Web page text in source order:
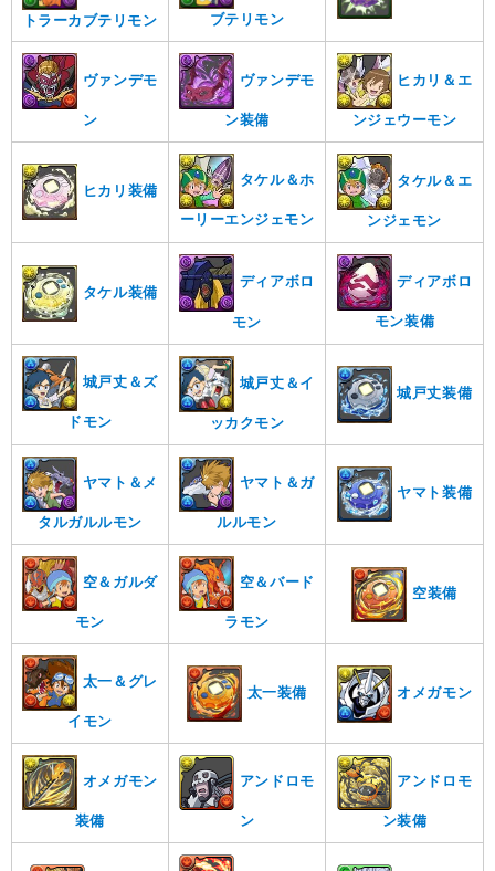
トラーカブテリモン ブテリモン
ヴァンデモ
ン
ヴァンデモ
ン装備
ヒカリ＆エ
ンジェウーモン
ヒカリ装備
タケル＆ホ
ーリーエンジェモン
タケル＆エ
ンジェモン
タケル装備
ディアボロ
モン
ディアボロ
モン装備
城戸丈＆ズ
ドモン
城戸丈＆イ
ッカクモン
城戸丈装備
ヤマト＆メ
タルガルルモン
ヤマト＆ガ
ルルモン
ヤマト装備
空＆ガルダ
モン
空＆バード
ラモン
空装備
太一＆グレ
イモン
太一装備 オメガモン
オメガモン
装備
アンドロモ
ン
アンドロモ
ン装備